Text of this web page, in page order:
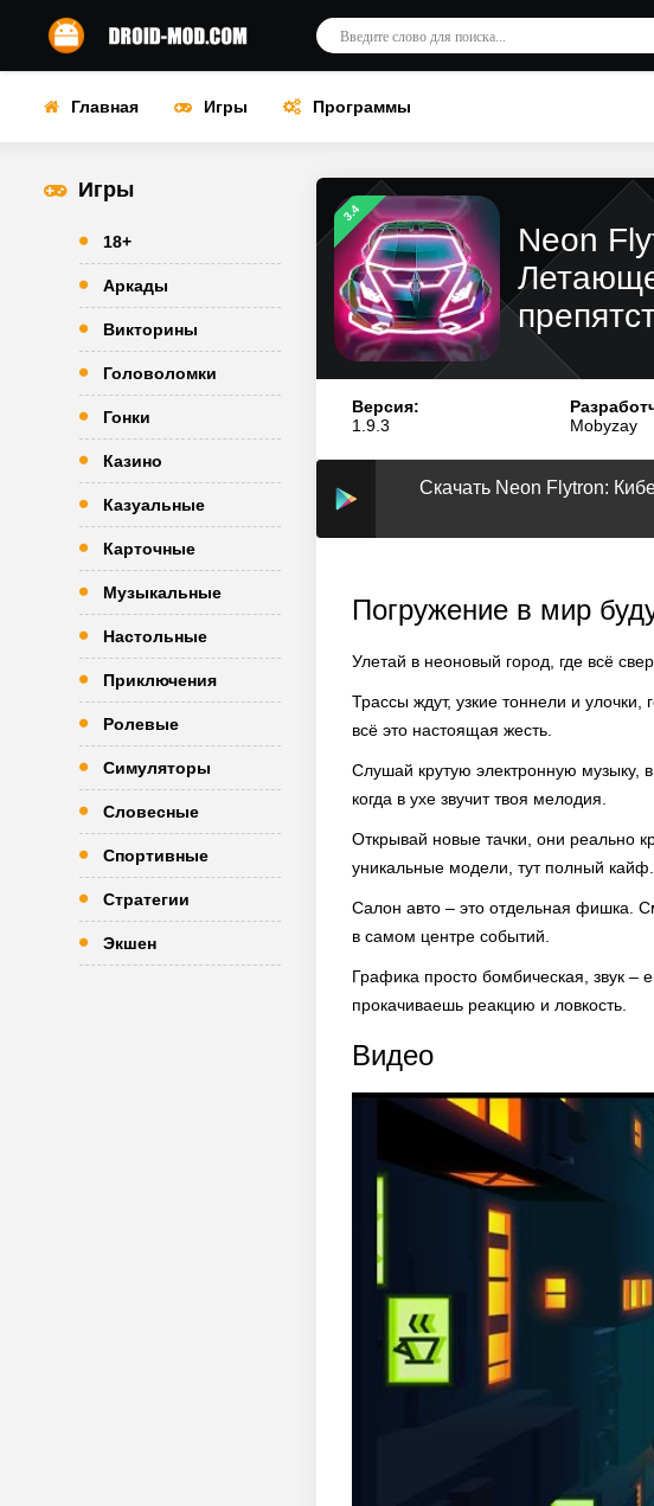
Главная Игры Программы
Игры
18+
Аркады
Викторины
Головоломки
Гонки
Казино
Казуальные
Карточные
Музыкальные
Настольные
Приключения
Ролевые
Симуляторы
Словесные
Спортивные
Стратегии
Экшен
3.4
Neon
Версия:
1.9.3
Mobyzay
Скачать Neon Flytron:
Погружение в мир
Улетай в неоновый город, где всё
Трассы ждут, узкие тоннели и
всё это настоящая жесть.
Слушай крутую электронную музыку,
когда в ухе звучит твоя мелодия.
Открывай новые тачки, они реально
уникальные модели, тут полный кайф.
Салон авто – это отдельная фишка.
в самом центре событий.
Графика просто бомбическая, звук –
прокачиваешь реакцию и ловкость.
Видео